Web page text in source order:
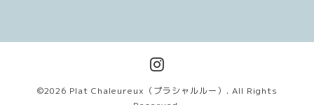
©2026 Plat Chaleureux（プラシャルルー） . All Rights